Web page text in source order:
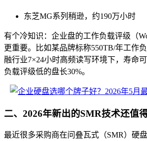
东芝MG系列稍逊，约190万小时
有个冷知识：企业盘的工作负载评级（
更重要。比如某品牌标称550TB/年工作
融行业7×24小时高频读写环境下，寿命
负载评级低的盘长30%。
二、2026年新出的SMR技术还值
最近很多采购商在问叠瓦式（SMR）硬